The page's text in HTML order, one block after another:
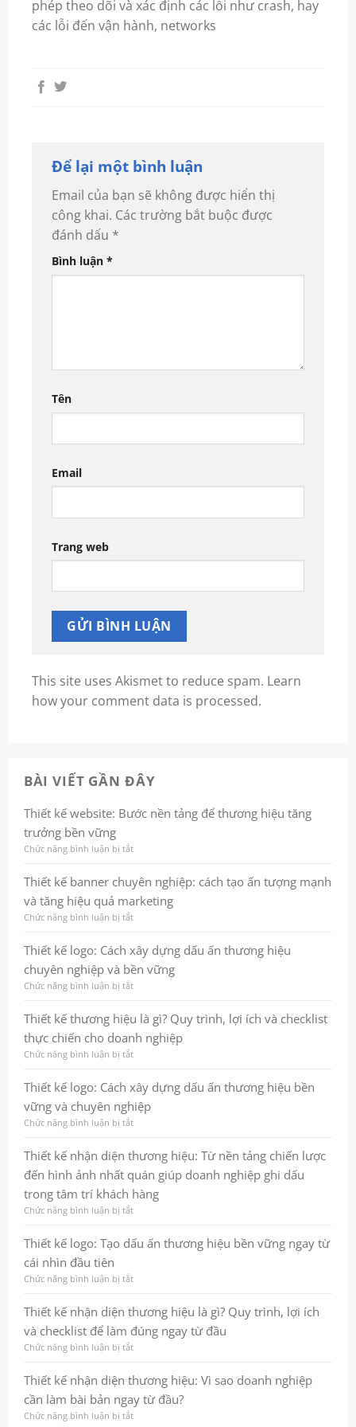
phép theo dõi và xác định các lỗi như crash, hay
các lỗi đến vận hành, networks
Để lại một bình luận
Email của bạn sẽ không được hiển thị
công khai. Các trường bắt buộc được
đánh dấu *
Bình luận *
Tên
Email
Trang web
This site uses Akismet to reduce spam. Learn
how your comment data is processed.
BÀI VIẾT GẦN ĐÂY
Thiết kế website: Bước nền tảng để thương hiệu tăng
trưởng bền vững
Chức năng bình luận bị tắtở
kế
website:
Bước
nền
để
thương
hiệu
tăng
bền
vững
Thiết kế banner chuyên nghiệp: cách tạo ấn tượng mạnh
và tăng hiệu quả marketing
Chức năng bình luận bị tắtở
kế
banner
chuyên
nghiệp:
tạo
ấn
tượng
mạnh
hiệu
quả
marketing
Thiết kế logo: Cách xây dựng dấu ấn thương hiệu
chuyên nghiệp và bền vững
Chức năng bình luận bị tắtở
kế
logo:
Cách
xây
dấu
ấn
thương
hiệu
nghiệp
và
bền
vững
Thiết kế thương hiệu là gì? Quy trình, lợi ích và checklist
thực chiến cho doanh nghiệp
Chức năng bình luận bị tắtở
kế
thương
hiệu
là
Quy
trình,
lợi
ích
checklist
chiến
nghiệp
Thiết kế logo: Cách xây dựng dấu ấn thương hiệu bền
vững và chuyên nghiệp
Chức năng bình luận bị tắtở
kế
logo:
Cách
xây
dựng
dấu
thương
vững
chuyên
nghiệp
Thiết kế nhận diện thương hiệu: Từ nền tảng chiến lược
đến hình ảnh nhất quán giúp doanh nghiệp ghi dấu
trong tâm trí khách hàng
Chức năng bình luận bị tắtở
kế
nhận
thương
Từ
nền
tảng
chiến
đến
hình
ảnh
nhất
Thiết kế logo: Tạo dấu ấn thương hiệu bền vững ngay từ
cái nhìn đầu tiên
Chức năng bình luận bị tắtở
kế
logo:
Tạo
dấu
thương
hiệu
bền
vững
Thiết kế nhận diện thương hiệu là gì? Quy trình, lợi ích
và checklist để làm đúng ngay từ đầu
Chức năng bình luận bị tắtở
kế
nhận
diện
thương
Thiết kế nhận diện thương hiệu: Vì sao doanh nghiệp
cần làm bài bản ngay từ đầu?
Chức năng bình luận bị tắtở